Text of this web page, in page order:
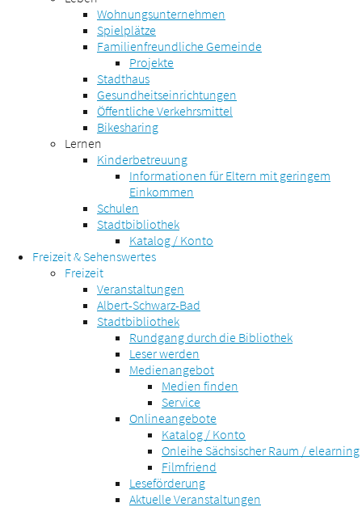
Wohnungsunternehmen
Spielplätze
Familienfreundliche Gemeinde
Projekte
Stadthaus
Gesundheitseinrichtungen
Öffentliche Verkehrsmittel
Bikesharing
Lernen
Kinderbetreuung
Informationen für Eltern mit geringem
Einkommen
Schulen
Stadtbibliothek
Katalog / Konto
Freizeit & Sehenswertes
Freizeit
Veranstaltungen
Albert-Schwarz-Bad
Stadtbibliothek
Rundgang durch die Bibliothek
Leser werden
Medienangebot
Medien finden
Service
Onlineangebote
Katalog / Konto
Onleihe Sächsischer Raum / elearning
Filmfriend
Leseförderung
Aktuelle Veranstaltungen